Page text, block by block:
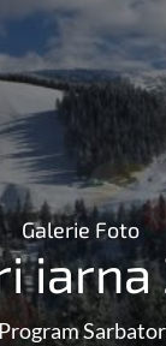
Galerie Foto
Program